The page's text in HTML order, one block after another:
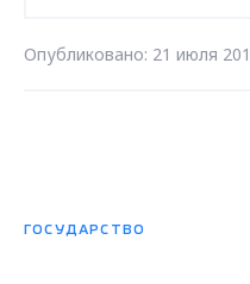
Опубликовано: 21 июля
ГОСУДАРСТВО